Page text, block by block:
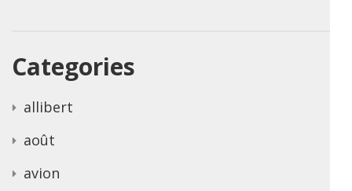
Categories
allibert
août
avion